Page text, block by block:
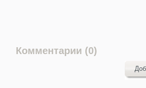
Комментарии (0)